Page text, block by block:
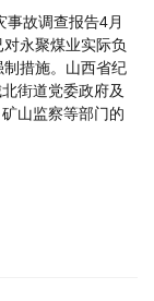
事故调查报告4月
永聚煤业实际负
措施。山西省纪
街道党委政府及
山监察等部门的